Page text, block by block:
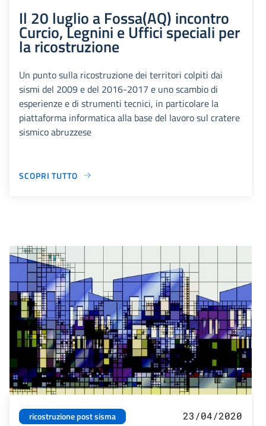
Il 20 luglio a Fossa(AQ) incontro
Curcio, Legnini e Uffici speciali per
la ricostruzione
Un punto sulla ricostruzione dei territori colpiti dai
sismi del 2009 e del 2016-2017 e uno scambio di
esperienze e di strumenti tecnici, in particolare la
piattaforma informatica alla base del lavoro sul cratere
sismico abruzzese
SCOPRI TUTTO
ricostruzione post sisma
23/04/2020